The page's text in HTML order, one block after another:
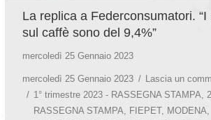
La replica a Federconsumatori. “I
sul caffè sono del 9,4%”
mercoledì 25 Gennaio 2023
mercoledì 25 Gennaio 2023
Lascia un
1° trimestre 2023 - RASSEGNA STAMPA
RASSEGNA STAMPA
FIEPET, MODENA